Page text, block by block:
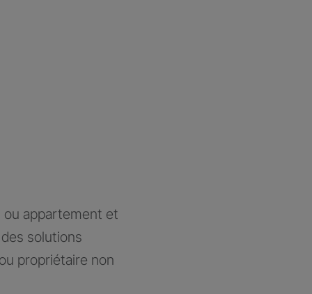
ou appartement et
solutions
propriétaire non